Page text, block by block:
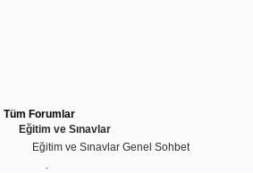
Tüm Forumlar
Eğitim ve Sınavlar
Eğitim ve Sınavlar Genel Sohbet